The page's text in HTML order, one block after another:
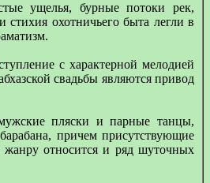
ущелья, бурные потоки рек,
охотничьего быта легли в
с характерной мелодией
свадьбы являются привод
пляски и парные танцы,
причем присутствующие
относится и ряд шуточных